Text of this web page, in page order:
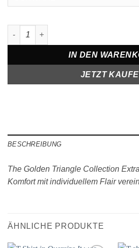
Crewneck in Oversize CENSORED
IN DEN
JETZT
BESCHREIBUNG
The Golden Triangle Collection
Komfort mit individuellem Flair
ÄHNLICHE PRODUKTE